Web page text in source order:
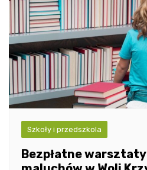
Szkoły i przedszkola
Bezpłatne